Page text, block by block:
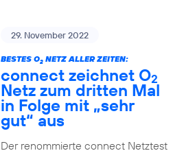
29. November 2022
BESTES O2NETZ ALLER ZEITEN:
connect zeichnet O2
Netz zum dritten Mal
in Folge mit „sehr
gut“ aus
Der renommierte connect Netztest